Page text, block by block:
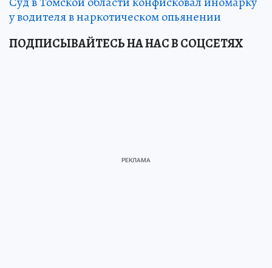
у водителя в наркотическом опьянении
ПОДПИСЫВАЙТЕСЬ НА НАС В СОЦСЕТЯХ